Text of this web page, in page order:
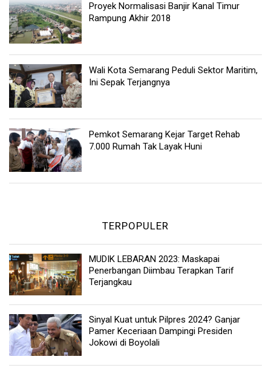
Proyek Normalisasi Banjir Kanal Timur
Rampung Akhir 2018
Wali Kota Semarang Peduli Sektor Maritim,
Ini Sepak Terjangnya
Pemkot Semarang Kejar Target Rehab
7.000 Rumah Tak Layak Huni
TERPOPULER
MUDIK LEBARAN 2023: Maskapai
Penerbangan Diimbau Terapkan Tarif
Terjangkau
Sinyal Kuat untuk Pilpres 2024? Ganjar
Pamer Keceriaan Dampingi Presiden
Jokowi di Boyolali